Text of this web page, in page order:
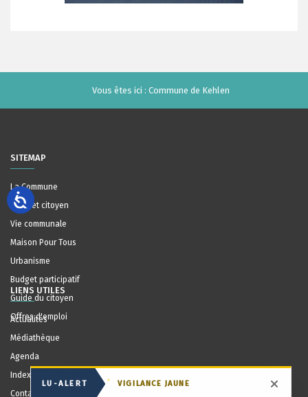
LU-ALERT VIGILANCE JAUNE
Vous êtes ici : Commune de Kehlen
SITEMAP
La Commune
Guichet citoyen
Vie communale
Maison Pour Tous
Urbanisme
Budget participatif
Guide du citoyen
Offres d'emploi
LIENS UTILES
Actualités
Médiathèque
Agenda
Index communal
Contact